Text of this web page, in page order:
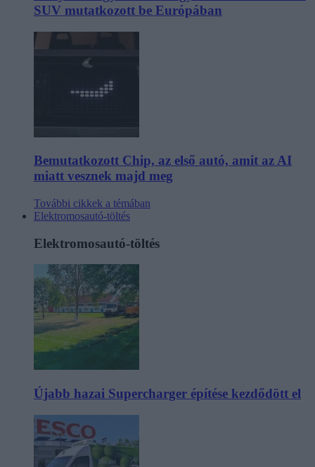
SUV mutatkozott be Európában
Bemutatkozott Chip, az első autó, amit az AI
miatt vesznek majd meg
További cikkek a témában
Elektromosautó-töltés
Elektromosautó-töltés
Újabb hazai Supercharger építése kezdődött el